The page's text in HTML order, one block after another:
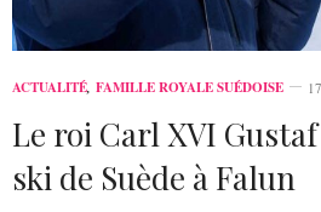
ACTUALITÉ, FAMILLE ROYALE SUÉDOISE
Le roi Carl XVI
ski de Suède à Falun